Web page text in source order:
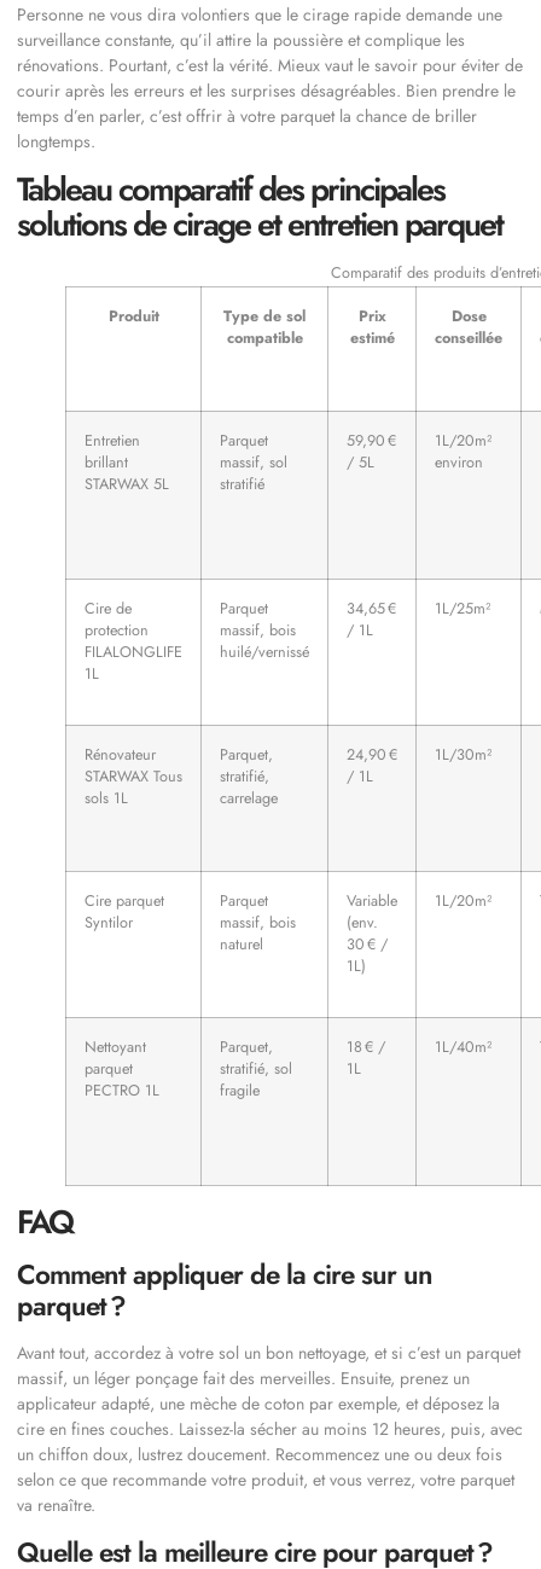
Personne ne vous dira volontiers que le cirage rapide demande une
surveillance constante, qu’il attire la poussière et complique les
rénovations. Pourtant, c’est la vérité. Mieux vaut le savoir pour éviter de
courir après les erreurs et les surprises désagréables. Bien prendre le
temps d’en parler, c’est offrir à votre parquet la chance de briller
longtemps.
Tableau comparatif des principales
solutions de cirage et entretien parquet
Comparatif des produits
Produit
Type de sol
compatible
Prix
estimé
Dose
conseillée
Entretien
brillant
STARWAX 5L
Parquet
massif, sol
stratifié
59,90 €
/ 5L
1L/20m²
environ
Cire de
protection
FILALONGLIFE
1L
Parquet
massif, bois
huilé/vernissé
34,65 €
/ 1L
1L/25m²
Rénovateur
STARWAX Tous
sols 1L
Parquet,
stratifié,
carrelage
24,90 €
/ 1L
1L/30m²
Cire parquet
Syntilor
Parquet
massif, bois
naturel
Variable
(env.
30 € /
1L)
1L/20m²
Nettoyant
parquet
PECTRO 1L
Parquet,
stratifié, sol
fragile
18 € /
1L
1L/40m²
FAQ
Comment appliquer de la cire sur un
parquet ?
Avant tout, accordez à votre sol un bon nettoyage, et si c’est un parquet
massif, un léger ponçage fait des merveilles. Ensuite, prenez un
applicateur adapté, une mèche de coton par exemple, et déposez la
cire en fines couches. Laissez-la sécher au moins 12 heures, puis, avec
un chiffon doux, lustrez doucement. Recommencez une ou deux fois
selon ce que recommande votre produit, et vous verrez, votre parquet
va renaître.
Quelle est la meilleure cire pour parquet ?